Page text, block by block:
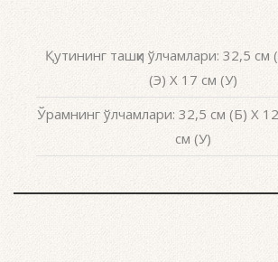
Қутининг ташқи ўлчамлари: 32,5 см
(Э) X 17 см (У)
Ўрамнинг ўлчамлари: 32,5 см (Б) X
см (У)